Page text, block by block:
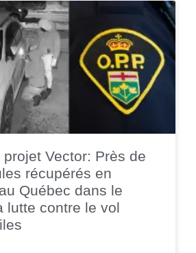
Vector: Près de
récupérés en
Québec dans le
lutte contre le vol